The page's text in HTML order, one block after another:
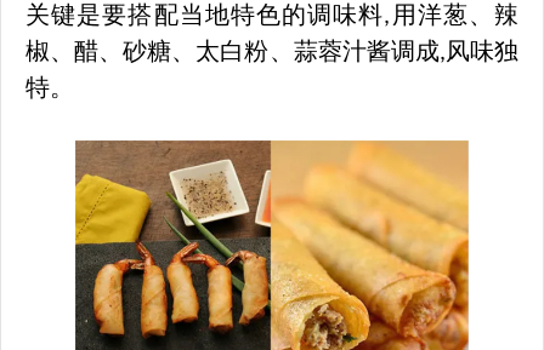
关键是要搭配当地特色的调味料, 用洋葱、辣
椒、醋、砂糖、太白粉、蒜蓉汁酱调成, 风味独
特。